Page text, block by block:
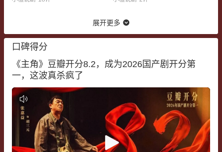
展开更多
口碑得分
《主角》豆瓣开分8.2，成为2026国产剧开分第
一，这波真杀疯了